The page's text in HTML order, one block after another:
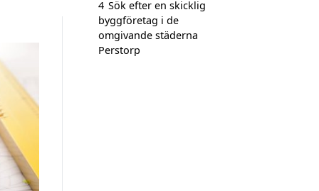
4 Sök efter en skicklig
byggföretag i de
omgivande städerna
Perstorp